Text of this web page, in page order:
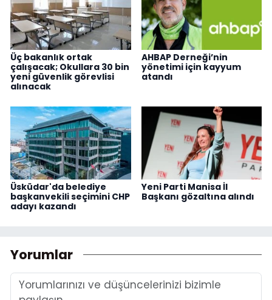
Üç bakanlık ortak
çalışacak; Okullara 30 bin
yeni güvenlik görevlisi
alınacak
AHBAP Derneği’nin
yönetimi için kayyum
atandı
Üsküdar'da belediye
başkanvekili seçimini CHP
adayı kazandı
Yeni Parti Manisa İl
Başkanı gözaltına alındı
Yorumlar